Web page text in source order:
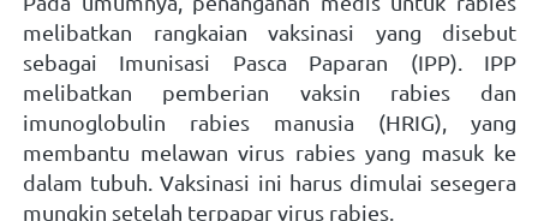
melibatkan rangkaian vaksinasi yang disebut
sebagai Imunisasi Pasca Paparan (IPP). IPP
melibatkan pemberian vaksin rabies dan
imunoglobulin rabies manusia (HRIG), yang
membantu melawan virus rabies yang masuk ke
dalam tubuh. Vaksinasi ini harus dimulai sesegera
mungkin setelah terpapar virus rabies.